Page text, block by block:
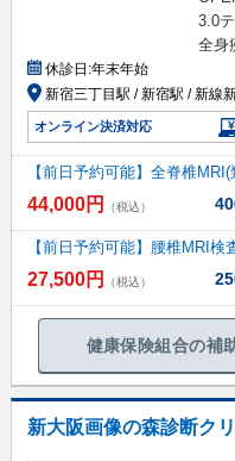
3.0
全身
休診日:年末年始
新宿三丁目駅 / 新宿駅 / 新線
オンライン決済対応
【前日予約可能】全脊椎
44,000円 （税込）
【前日予約可能】腰椎MRI検
27,500円 （税込）
健康保険組合の補
新大阪画像の森診断ク